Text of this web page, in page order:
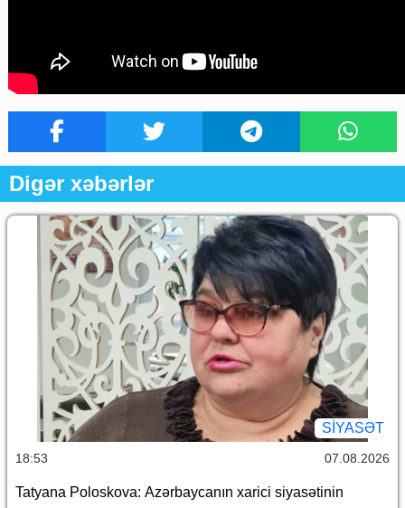
Digər xəbərlər
SİYASƏT
18:53 07.08.2026
Tatyana Poloskova: Azərbaycanın xarici siyasətinin